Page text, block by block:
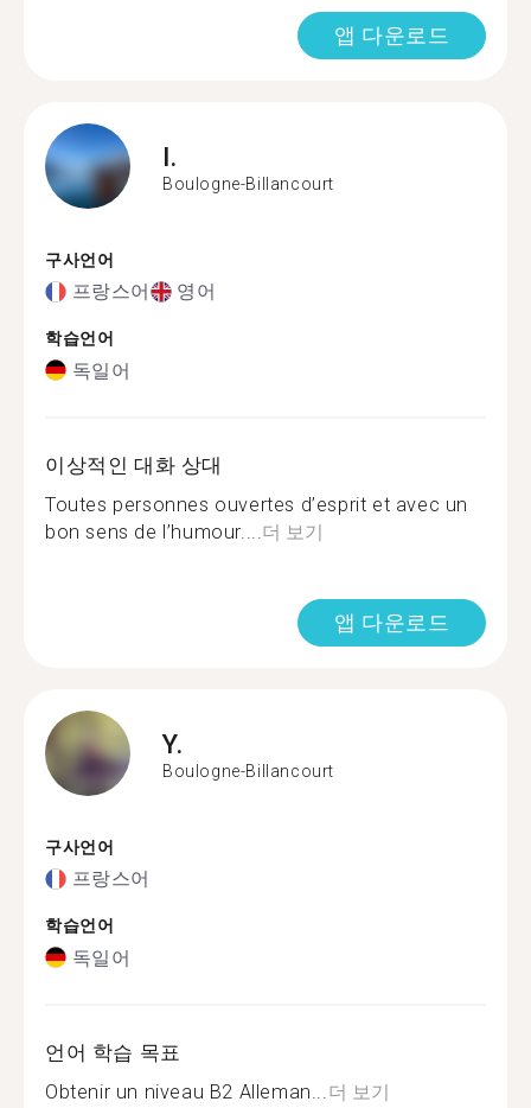
앱 다운로드
I.
Boulogne-Billancourt
구사언어
프랑스어 영어
학습언어
독일어
이상적인 대화 상대
Toutes personnes ouvertes d’esprit et avec un
bon sens de l’humour.... 더 보기
앱 다운로드
Y.
Boulogne-Billancourt
구사언어
프랑스어
학습언어
독일어
언어 학습 목표
Obtenir un niveau B2 Alleman... 더 보기